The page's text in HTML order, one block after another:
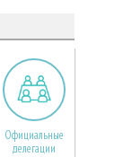
Официальные
делегации